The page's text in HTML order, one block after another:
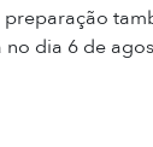
preparação
no dia 6 de